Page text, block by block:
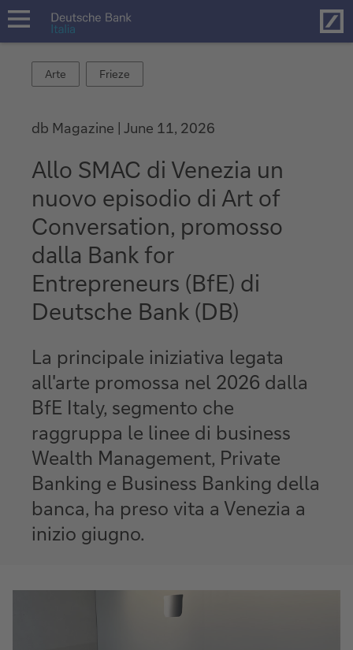
open
Arte
Arte
Frieze
Frieze
db Magazine June 11, 2026
Allo SMAC di Venezia un
nuovo episodio di Art of
Conversation, promosso
dalla Bank for
Entrepreneurs (BfE) di
Deutsche Bank (DB)
La principale iniziativa legata
all'arte promossa nel 2026 dalla
BfE Italy, segmento che
raggruppa le linee di business
Wealth Management, Private
Banking e Business Banking della
banca, ha preso vita a Venezia a
inizio giugno.